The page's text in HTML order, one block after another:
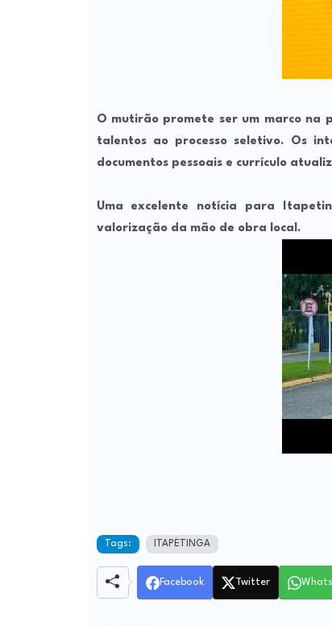
O mutirão promete ser um marco na
talentos ao processo seletivo. Os
documentos pessoais e currículo
Uma excelente notícia para
valorização da mão de obra local.
Tags: ITAPETINGA
Facebook Twitter